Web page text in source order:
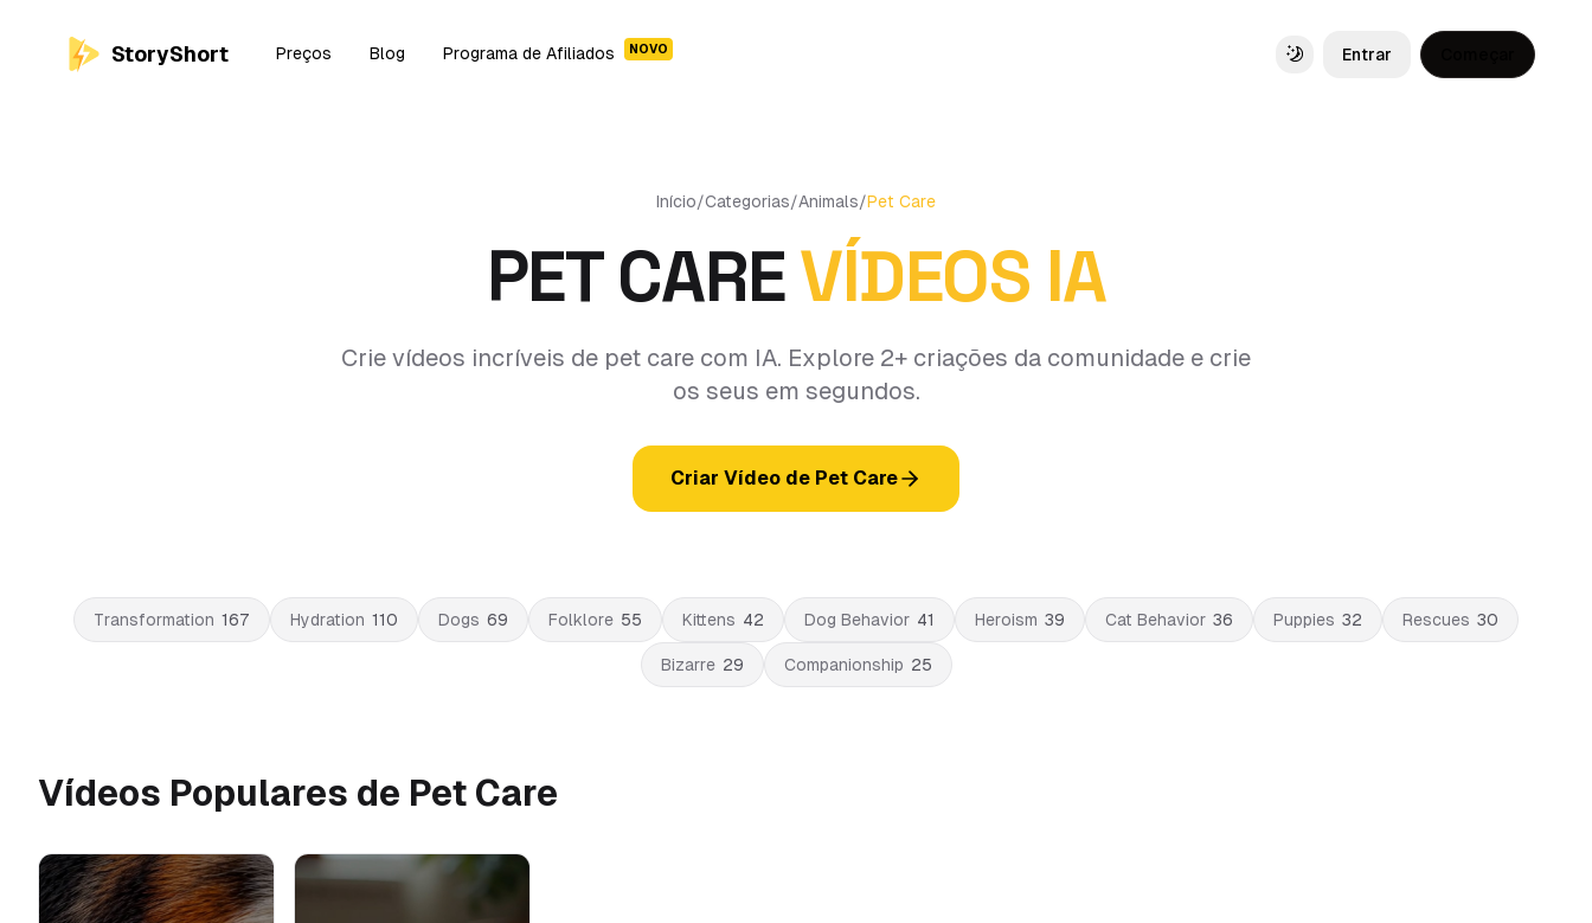
StoryShort Preços Blog Programa de Afiliados NOVO
Toggle theme
Entrar
Início/Categorias/Animals/Pet Care
PET CAREVÍDEOS IA
Crie vídeos incríveis de pet care com IA. Explore 2+ criações da comunidade e crie
os seus em segundos.
Criar Vídeo de Pet Care
Transformation 167 Hydration 110 Dogs 69 Folklore 55 Kittens 42 Dog Behavior 41 Heroism 39 Cat Behavior 36 Puppies 32 Rescues 30
Bizarre 29 Companionship 25
Vídeos Populares de Pet Care